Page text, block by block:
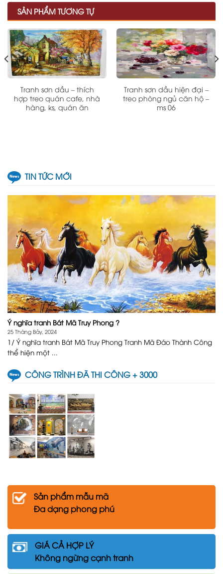
SẢN PHẨM TƯƠNG TỰ
Tranh sơn dầu – thích
hợp treo quán cafe, nhà
hàng, ks, quán ăn
Tranh sơn dầu hiện đại –
treo phòng ngủ căn hộ –
ms 06
TIN TỨC MỚI
Ý nghĩa tranh Bát Mã Truy Phong ?
25 Tháng Bảy, 2024
1/ Ý nghĩa tranh Bát Mã Truy Phong Tranh Mã Đáo Thành Công
thể hiện một ...
CÔNG TRÌNH ĐÃ THI CÔNG + 3000
Sản phẩm mẫu mã
Đa dạng phong phú
GIÁ CẢ HỢP LÝ
Không ngừng cạnh tranh